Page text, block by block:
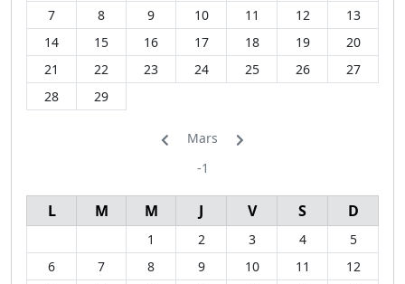
7
8 9 10 11 12
13
14
15 16 17 18 19
20
21
22 23 24 25 26
27
28
29
Mars
-1
L M M J V S D
1 2 3 4
5
6
7 8 9 10 11
12